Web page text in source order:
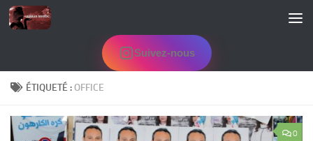
Skip to content
Suivez-nous
ÉTIQUETÉ :OFFICE
0